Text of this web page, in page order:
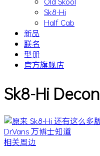
Sk8-Hi
Half Cab
新品
联名
型册
官方旗舰店
Sk8-Hi Decon
相关周边